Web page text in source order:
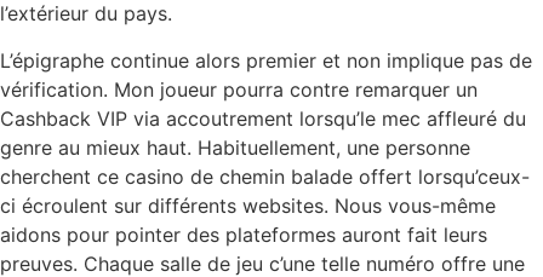
l’extérieur du pays.
L’épigraphe continue alors premier et non implique pas de
vérification. Mon joueur pourra contre remarquer un
Cashback VIP via accoutrement lorsqu’le mec affleuré du
genre au mieux haut. Habituellement, une personne
cherchent ce casino de chemin balade offert lorsqu’ceux-
ci écroulent sur différents websites. Nous vous-même
aidons pour pointer des plateformes auront fait leurs
preuves. Chaque salle de jeu c’une telle numéro offre une